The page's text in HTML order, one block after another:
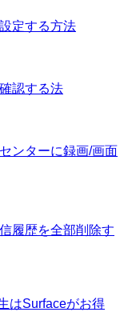
定する方法
認する法
ンターに録画/画面
履歴を全部削除す
はSurfaceがお得